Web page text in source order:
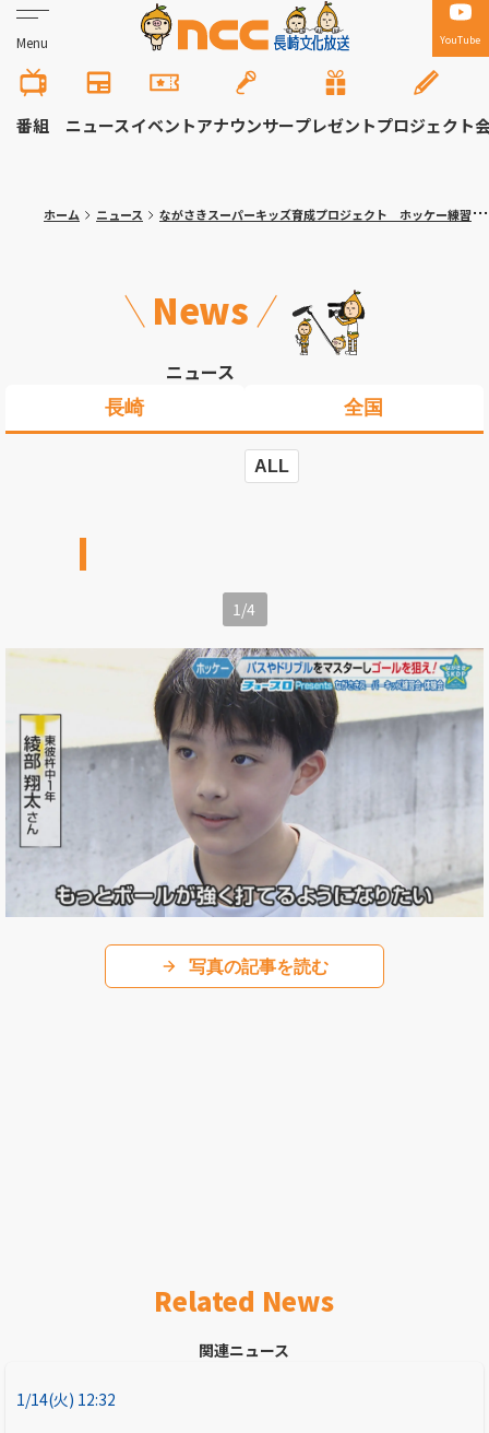
Menu YouTube
番組 ニュースイベントアナウンサープレゼントプロジェクト
ホーム ニュース ながさきスーパーキッズ育成プロジェクト ホッケー練習会＆体験会
News
ニュース
長崎 全国
ALL
1/4
写真の記事を読む
Related News
関連ニュース
1/14(火) 12:32